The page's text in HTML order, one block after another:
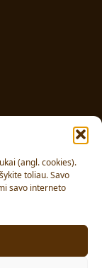
(angl. cookies).
toliau. Savo
savo interneto